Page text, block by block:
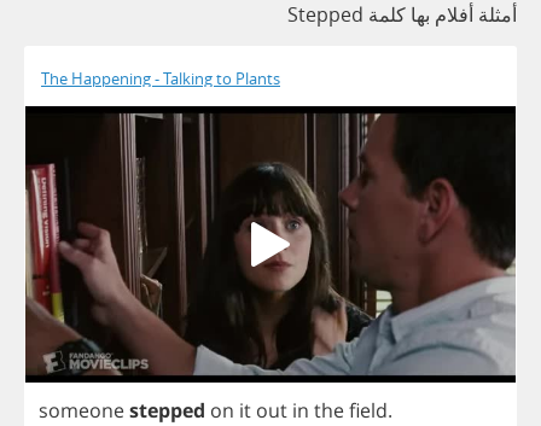
أمثلة أفلام بها كلمة Stepped
The Happening - Talking to Plants
someonestepped on it out in thefield.